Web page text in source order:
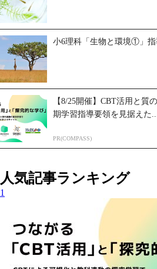
小6理科「生物と環境①」指
【8/25開催】CBT活用と質
期学習指導要領を見据えた...
PR(COMPASS)
人気記事ランキング
1